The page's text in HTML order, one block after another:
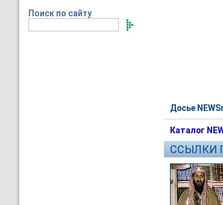
Поиск по сайту
Досье
Каталог
ССЫЛКИ